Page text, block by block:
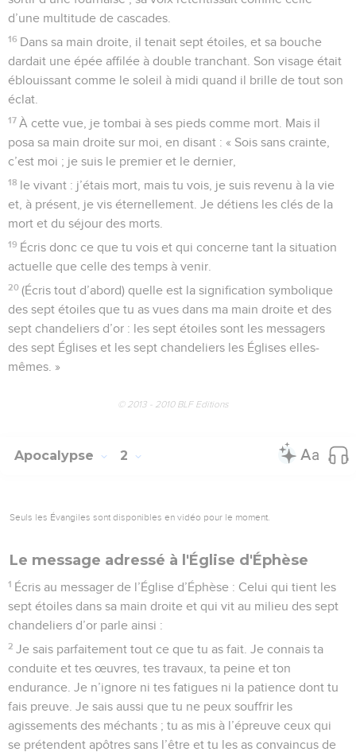
d’une multitude de cascades.
16 Dans sa main droite, il tenait sept étoiles, et sa bouche
dardait une épée affilée à double tranchant. Son visage était
éblouissant comme le soleil à midi quand il brille de tout son
éclat.
17 À cette vue, je tombai à ses pieds comme mort. Mais il
posa sa main droite sur moi, en disant : « Sois sans crainte,
c’est moi ; je suis le premier et le dernier,
18 le vivant : j’étais mort, mais tu vois, je suis revenu à la vie
et, à présent, je vis éternellement. Je détiens les clés de la
mort et du séjour des morts.
19 Écris donc ce que tu vois et qui concerne tant la situation
actuelle que celle des temps à venir.
20 (Écris tout d’abord) quelle est la signification symbolique
des sept étoiles que tu as vues dans ma main droite et des
sept chandeliers d’or : les sept étoiles sont les messagers
des sept Églises et les sept chandeliers les Églises elles-
mêmes. »
© 2013 - 2010 BLF Editions
Apocalypse 2
Seuls les Évangiles sont disponibles en vidéo pour le moment.
Le message adressé à l'Église d'Éphèse
1 Écris au messager de l’Église d’Éphèse : Celui qui tient les
sept étoiles dans sa main droite et qui vit au milieu des sept
chandeliers d’or parle ainsi :
2 Je sais parfaitement tout ce que tu as fait. Je connais ta
conduite et tes œuvres, tes travaux, ta peine et ton
endurance. Je n’ignore ni tes fatigues ni la patience dont tu
fais preuve. Je sais aussi que tu ne peux souffrir les
agissements des méchants ; tu as mis à l’épreuve ceux qui
se prétendent apôtres sans l’être et tu les as convaincus de